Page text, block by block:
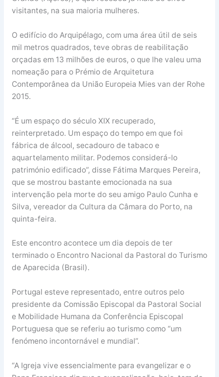
visitantes, na sua maioria mulheres.
O edifício do Arquipélago, com uma área útil de seis
mil metros quadrados, teve obras de reabilitação
orçadas em 13 milhões de euros, o que lhe valeu uma
nomeação para o Prémio de Arquitetura
Contemporânea da União Europeia Mies van der Rohe
2015.
“É um espaço do século XIX recuperado,
reinterpretado. Um espaço do tempo em que foi
fábrica de álcool, secadouro de tabaco e
aquartelamento militar. Podemos considerá-lo
património edificado”, disse Fátima Marques Pereira,
que se mostrou bastante emocionada na sua
intervenção pela morte do seu amigo Paulo Cunha e
Silva, vereador da Cultura da Câmara do Porto, na
quinta-feira.
Este encontro acontece um dia depois de ter
terminado o Encontro Nacional da Pastoral do Turismo
de Aparecida (Brasil).
Portugal esteve representado, entre outros pelo
presidente da Comissão Episcopal da Pastoral Social
e Mobilidade Humana da Conferência Episcopal
Portuguesa que se referiu ao turismo como “um
fenómeno incontornável e mundial”.
“A Igreja vive essencialmente para evangelizar e o